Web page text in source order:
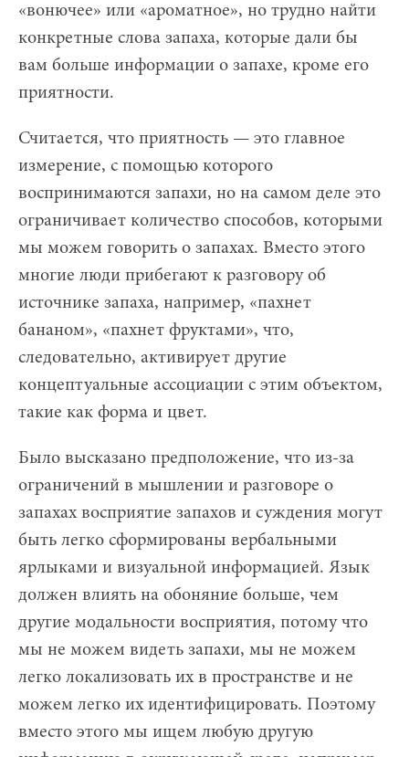
«вонючее» или «ароматное», но трудно найти
конкретные слова запаха, которые дали бы
вам больше информации о запахе, кроме его
приятности.
Считается, что приятность — это главное
измерение, с помощью которого
воспринимаются запахи, но на самом деле это
ограничивает количество способов, которыми
мы можем говорить о запахах. Вместо этого
многие люди прибегают к разговору об
источнике запаха, например, «пахнет
бананом», «пахнет фруктами», что,
следовательно, активирует другие
концептуальные ассоциации с этим объектом,
такие как форма и цвет.
Было высказано предположение, что из-за
ограничений в мышлении и разговоре о
запахах восприятие запахов и суждения могут
быть легко сформированы вербальными
ярлыками и визуальной информацией. Язык
должен влиять на обоняние больше, чем
другие модальности восприятия, потому что
мы не можем видеть запахи, мы не можем
легко локализовать их в пространстве и не
можем легко их идентифицировать. Поэтому
вместо этого мы ищем любую другую